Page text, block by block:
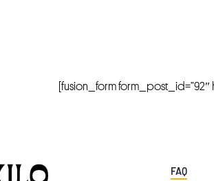
[fusion_form form_post_id=”92″
FAQ